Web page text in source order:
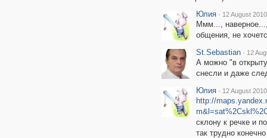
Юлия · 12 August
Ммм...,
общения, не
St.Sebastian · 12
А можно "в
снесли и даже
Юлия · 12 August
http://
склону к речке и
так трудно